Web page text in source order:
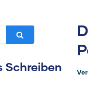
Schreiben